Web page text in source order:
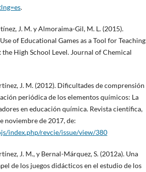
.
J. M. y Almoraima-Gil, M. L. (2015).
of Educational Games as a Tool for Teaching
High School Level. Journal of Chemical
J. M. (2012). Dificultades de comprensión
periódica de los elementos químicos: La
en educación química. Revista científica,
noviembre de 2017, de:
index.php/revcie/issue/view/380
J. M., y Bernal-Márquez, S. (2012a). Una
de los juegos didácticos en el estudio de los